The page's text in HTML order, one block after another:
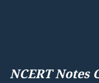
NCERT Notes